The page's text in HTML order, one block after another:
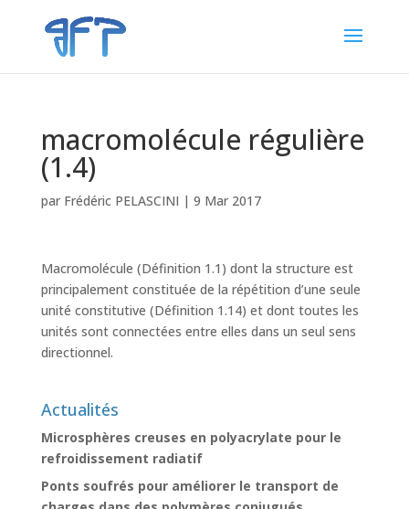
macromolécule régulière
(1.4)
par Frédéric PELASCINI | 9 Mar 2017
Macromolécule (Définition 1.1) dont la structure est
principalement constituée de la répétition d’une seule
unité constitutive (Définition 1.14) et dont toutes les
unités sont connectées entre elles dans un seul sens
directionnel.
Actualités
Microsphères creuses en polyacrylate pour le
refroidissement radiatif
Ponts soufrés pour améliorer le transport de